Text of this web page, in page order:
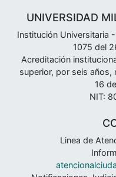
UNIVERSIDAD
Institución Universitaria
1075 del
Acreditación
superior, por seis años,
16
NIT:
Linea de